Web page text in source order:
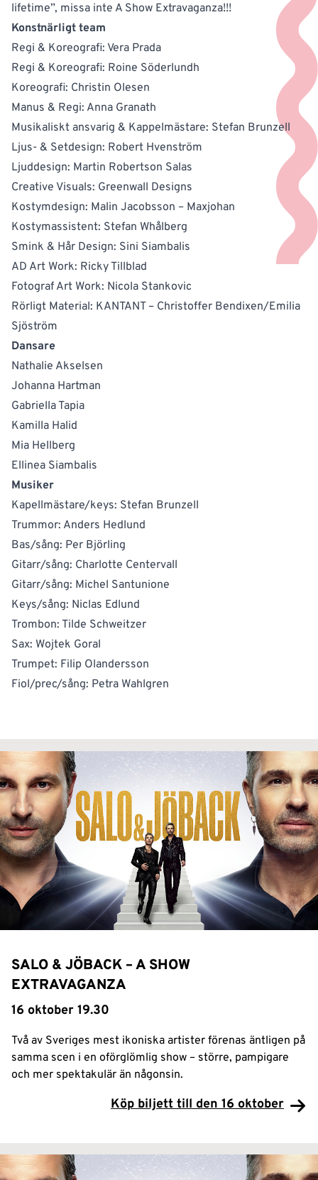
lifetime”, missa inte A Show Extravaganza!!!
Konstnärligt team
Regi & Koreografi: Vera Prada
Regi & Koreografi: Roine Söderlundh
Koreografi: Christin Olesen
Manus & Regi: Anna Granath
Musikaliskt ansvarig & Kappelmästare: Stefan Brunzell
Ljus- & Setdesign: Robert Hvenström
Ljuddesign: Martin Robertson Salas
Creative Visuals: Greenwall Designs
Kostymdesign: Malin Jacobsson – Maxjohan
Kostymassistent: Stefan Whålberg
Smink & Hår Design: Sini Siambalis
AD Art Work: Ricky Tillblad
Fotograf Art Work: Nicola Stankovic
Rörligt Material: KANTANT – Christoffer Bendixen/Emilia
Sjöström
Dansare
Nathalie Akselsen
Johanna Hartman
Gabriella Tapia
Kamilla Halid
Mia Hellberg
Ellinea Siambalis
Musiker
Kapellmästare/keys: Stefan Brunzell
Trummor: Anders Hedlund
Bas/sång: Per Björling
Gitarr/sång: Charlotte Centervall
Gitarr/sång: Michel Santunione
Keys/sång: Niclas Edlund
Trombon: Tilde Schweitzer
Sax: Wojtek Goral
Trumpet: Filip Olandersson
Fiol/prec/sång: Petra Wahlgren
SALO & JÖBACK – A SHOW
EXTRAVAGANZA
16 oktober 19.30
Två av Sveriges mest ikoniska artister förenas äntligen på
samma scen i en oförglömlig show – större, pampigare
och mer spektakulär än någonsin.
Köp biljett till den 16 oktober